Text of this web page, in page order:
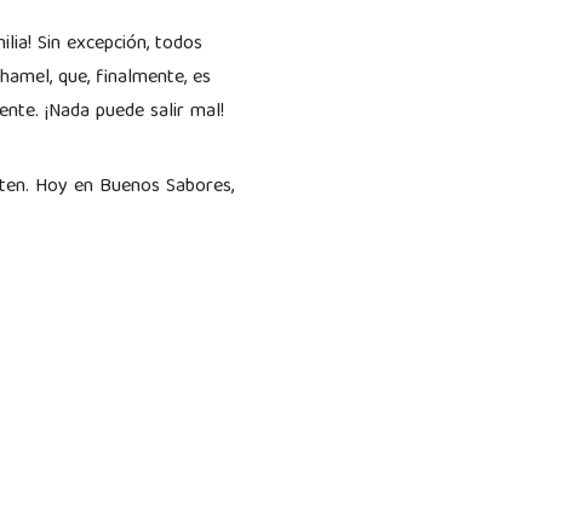
Sin excepción, todos
que, finalmente, es
¡Nada puede salir mal!
Hoy en Buenos Sabores,